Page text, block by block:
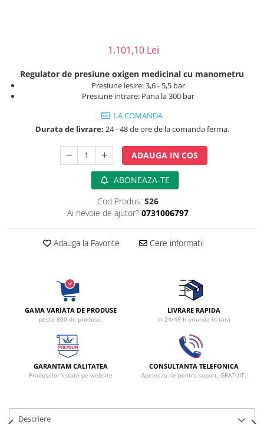
Carucioare butelii gaze
Conectori gaze medicinale
Componente statii gaze
Panouri control si alarmare
Console ATI si UPU
Dispozitive si sisteme de prindere /
Rampa gaze medicale pat pacient
Rampa iluminat alarmare
Accesorii vase
Tevi cupru si accesorii
Lavoare apa sterila
Lavoare chirurgicale
Adaptori/cuple
Prefiltre lavoare
Electrochirurgie
Manere pentru electrocautere
Cabluri conectare electrozi neutri
1.101,10 Lei
Regulator de presiune oxigen medicinal cu manometru
Presiune iesire: 3,6 - 5,5 bar
Presiune intrare: Pana la 300 bar
LA COMANDA
Durata de livrare: 24 - 48 de ore de la comanda ferma.
ADAUGA IN COS
ABONEAZA-TE
Cod Produs: S26
Ai nevoie de ajutor? 0731006797
Adauga la Favorite Cere informatii
GAMA VARIATA DE PRODUSE
peste 800 de produse.
LIVRARE RAPIDA
in 24/48 h oriunde in tara
GARANTAM CALITATEA
Produselor listate pe website
CONSULTANTA TELEFONICA
Apeleaza-ne pentru suport, GRATUIT.
Descriere